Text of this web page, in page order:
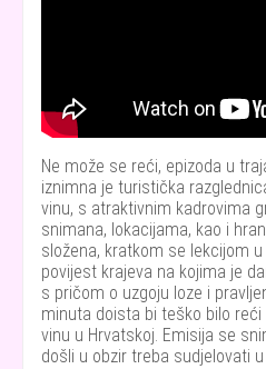
Ne može se reći, epizoda u
iznimna je turistička
vinu, s atraktivnim kadrovima
snimana, lokacijama, kao i
složena, kratkom se lekcijom
povijest krajeva na kojima je
s pričom o uzgoju loze i
minuta doista bi teško bilo
vinu u Hrvatskoj. Emisija se
došli u obzir treba sudjelovati